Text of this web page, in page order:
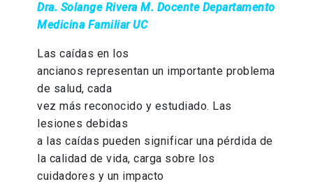
Dra. Solange Rivera M. Docente Departamento
Medicina Familiar UC
Las caídas en los
ancianos representan un importante problema
de salud, cada
vez más reconocido y estudiado. Las
lesiones debidas
a las caídas pueden significar una pérdida de
la calidad de vida, carga sobre los
cuidadores y un impacto